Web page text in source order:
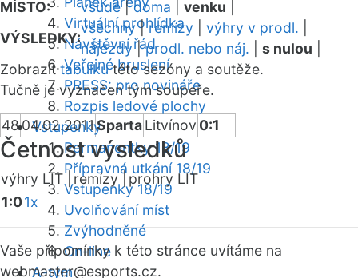
Virtuální prohlídka
Návštěvní řád
Veřejné bruslení
PRESS: pro novináře
Rozpis ledové plochy
Vstupenky
Permanentky 18/19
Přípravná utkání 18/19
Vstupenky 18/19
Uvolňování míst
Zvýhodněné
On-line
A-tým
MÍSTO:
všude|doma venku
VÝSLEDKY:
všechny|remízy výhry v prodl.
nájezdy|prodl. nebo náj. s nulou
Zobrazittabulkutéto sezóny a soutěže.
Tučně je vyznačen tým soupeře.
4804.02.2011SpartaLitvínov 0:1
Četnost výsledků
výhry LIT | remízy |prohry LIT
1:01x
Vaše připomínky k této stránce uvítáme na
webmaster@esports.cz.